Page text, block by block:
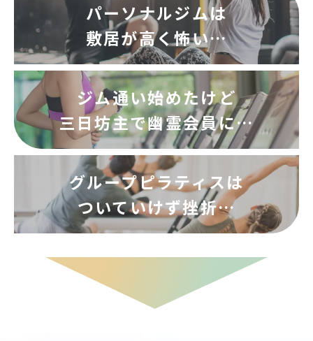
パーソナルジムは
敷居が高く怖い…
ジム通い始めたけど
三日坊主で幽霊会員に…
グループピラティスは
ついていけず挫折…